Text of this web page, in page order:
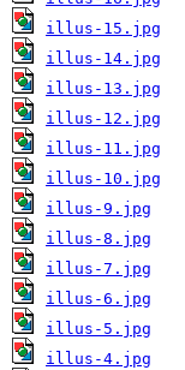
illus-15.jpg
illus-14.jpg
illus-13.jpg
illus-12.jpg
illus-11.jpg
illus-10.jpg
illus-9.jpg
illus-8.jpg
illus-7.jpg
illus-6.jpg
illus-5.jpg
illus-4.jpg